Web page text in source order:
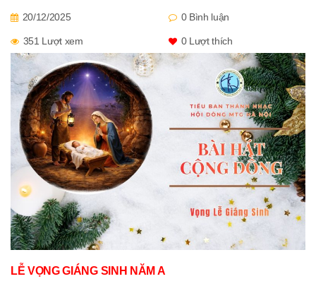
20/12/2025 0 Bình luận
351 Lượt xem 0Lượt thích
LỄ VỌNG GIÁNG SINH NĂM A